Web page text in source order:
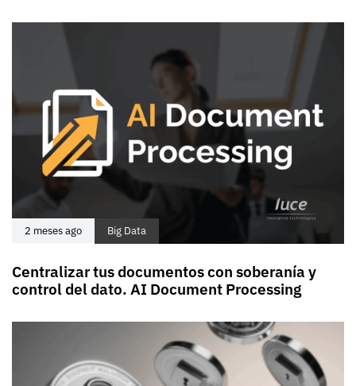
2 meses ago Big Data
Centralizar tus documentos con soberanía y
control del dato. AI Document Processing